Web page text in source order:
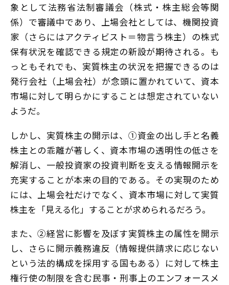
象として法務省法制審議会（株式・株主総会等関
係）で審議中であり、上場会社としては、機関投資
家（さらにはアクティビスト＝物言う株主）の株式
保有状況を確認できる規定の新設が期待される。も
っともそれでも、実質株主の状況を把握できるのは
発行会社（上場会社）が念頭に置かれていて、資本
市場に対して明らかにすることは想定されていない
ようだ。
しかし、実質株主の開示は、①資金の出し手と名義
株主との乖離が著しく、資本市場の透明性の低さを
解消し、一般投資家の投資判断を支える情報開示を
充実することが本来の目的である。その実現のため
には、上場会社だけでなく、資本市場に対して実質
株主を「見える化」することが求められるだろう。
また、②経営に影響を及ぼす実質株主の属性を開示
し、さらに開示義務違反（情報提供請求に応じない
という法的構成を採用する国もある）に対して株主
権行使の制限を含む民事・刑事上のエンフォースメ